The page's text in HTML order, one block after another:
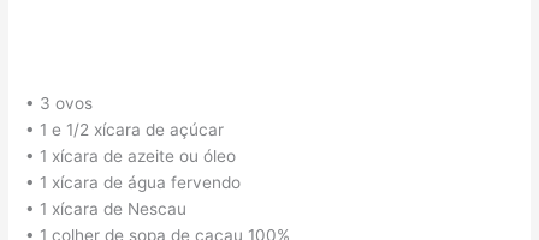
• 3 ovos
• 1 e 1/2 xícara de açúcar
• 1 xícara de azeite ou óleo
• 1 xícara de água fervendo
• 1 xícara de Nescau
• 1 colher de sopa de cacau 100%